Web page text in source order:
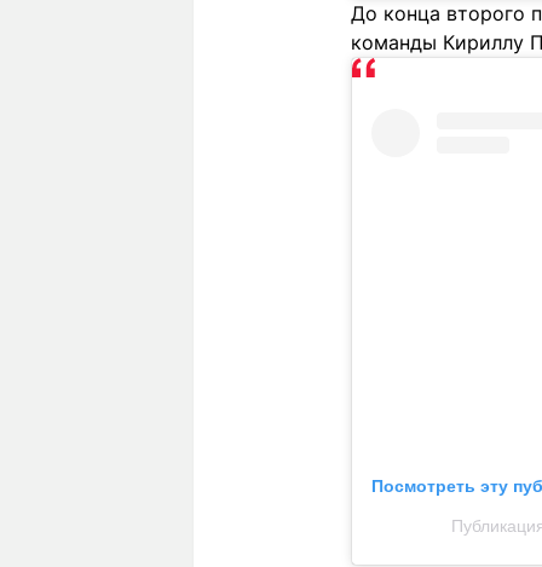
До конца второго
команды Кириллу
Посмотреть эту